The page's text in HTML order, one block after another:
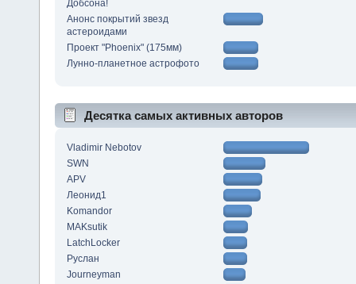
Добсона!
Анонс покрытий звезд
астероидами
Проект "Phoenix" (175мм)
Лунно-планетное астрофото
Десятка самых активных авторов
Vladimir Nebotov
SWN
APV
Леонид1
Komandor
MAKsutik
LatchLocker
Руслан
Journeyman